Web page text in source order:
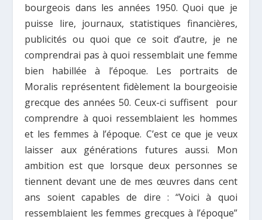
bourgeois dans les années 1950. Quoi que je
puisse lire, journaux, statistiques financières,
publicités ou quoi que ce soit d’autre, je ne
comprendrai pas à quoi ressemblait une femme
bien habillée à l’époque. Les portraits de
Moralis représentent fidèlement la bourgeoisie
grecque des années 50. Ceux-ci suffisent pour
comprendre à quoi ressemblaient les hommes
et les femmes à l’époque. C’est ce que je veux
laisser aux générations futures aussi. Mon
ambition est que lorsque deux personnes se
tiennent devant une de mes œuvres dans cent
ans soient capables de dire : “Voici à quoi
ressemblaient les femmes grecques à l’époque”